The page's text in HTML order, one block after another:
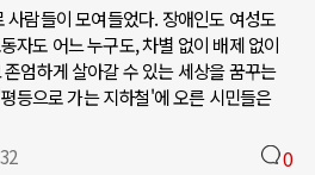
사람들이 모여들었다. 장애인도 여성도
자도 어느 누구도, 차별 없이 배제 없이
엄하게 살아갈 수 있는 세상을 꿈꾸는
등으로 가는 지하철'에 오른 시민들은
0